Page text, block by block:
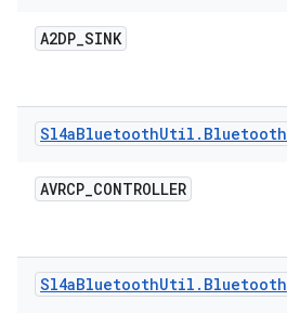
A2DP_SINK
Sl4aBluetoothUtil . Bluetooth
AVRCP_CONTROLLER
Sl4aBluetoothUtil . Bluetooth